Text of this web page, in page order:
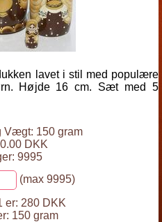
lavet i stil med populære
Højde 16 cm. Sæt med 5
Vægt: 150 gram
DKK
9995
(max 9995)
er: 280 DKK
150 gram